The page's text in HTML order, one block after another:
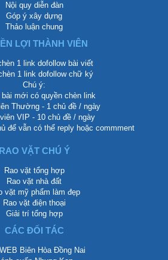
Nội quy diễn đàn
Góp ý xây dựng
Thảo luận chung
LỢI THÀNH VIÊN
1 link dofollow bài viết
1 link dofollow chữ ký
Chú ý:
mới có quyền chèn link
Thường - 1 chủ đề / ngày
VIP - 10 chủ đề / ngày
để vẫn có thể reply hoặc commment
RAO VẶT CHÚ Ý
Rao vặt tổng hợp
Rao vặt nhà đất
vặt mỹ phẩm làm đẹp
Rao vặt điện thoại
Giải trí tổng hợp
CÁC ĐỐI TÁC
Biên Hòa Đồng Nai